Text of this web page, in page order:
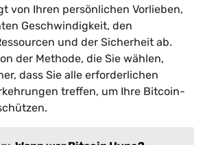
von Ihren persönlichen Vorlieben,
Geschwindigkeit, den
und der Sicherheit ab.
der Methode, die Sie wählen,
dass Sie alle erforderlichen
treffen, um Ihre Bitcoin-